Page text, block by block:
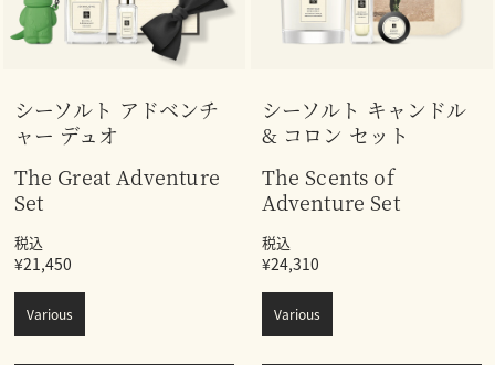
シーソルト アドベンチ
ャー デュオ
The Great Adventure
Set
税込
¥21,450
Various
シーソルト キャンドル
& コロン セット
The Scents of
Adventure Set
税込
¥24,310
Various